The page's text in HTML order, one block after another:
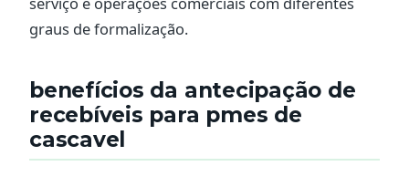
graus de formalização.
benefícios da antecipação de
recebíveis para pmes de
cascavel